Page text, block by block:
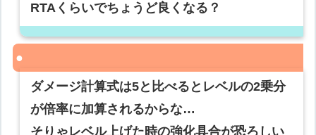
RTAくらいでちょうど良くなる？
ダメージ計算式は5と比べるとレベルの2乗分
が倍率に加算されるからな…
そりゃレベル上げた時の強化具合が恐ろしい